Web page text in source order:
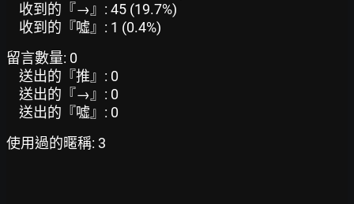
收到的『→』: 45 (19.7%)
收到的『噓』: 1 (0.4%)
留言數量: 0
送出的『推』: 0
送出的『→』: 0
送出的『噓』: 0
使用過的暱稱: 3